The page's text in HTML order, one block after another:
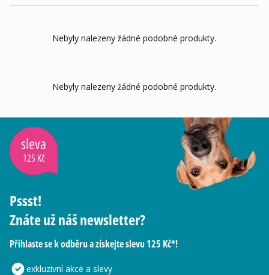
Nebyly nalezeny žádné podobné produkty.
Nebyly nalezeny žádné podobné produkty.
sleva
125 Kč
Pssst!
Znáte už náš newsletter?
Přihlaste se k odběru a získejte slevu 125 Kč*!
exkluzivní akce a slevy